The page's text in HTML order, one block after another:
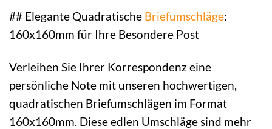
## Elegante Quadratische Briefumschläge:
160x160mm für Ihre Besondere Post
Verleihen Sie Ihrer Korrespondenz eine
persönliche Note mit unseren hochwertigen,
quadratischen Briefumschlägen im Format
160x160mm. Diese edlen Umschläge sind mehr